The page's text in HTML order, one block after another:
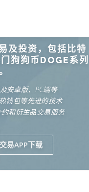
意APP下载 欧意注册网
下载
及投资，包括比特
狗狗币DOGE系列
安卓版、PC端等
钱包等先进的技术
和衍生品交易服务
易APP下载